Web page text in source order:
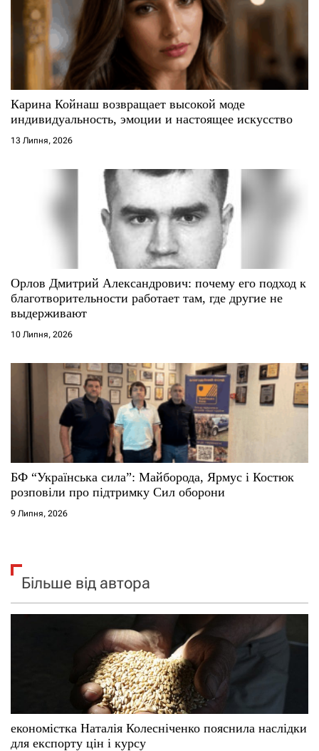
с
і
Карина Койнаш возвращает высокой моде
индивидуальность, эмоции и настоящее искусство
13 Липня, 2026
Орлов Дмитрий Александрович: почему его подход к
благотворительности работает там, где другие не
выдерживают
10 Липня, 2026
БФ “Українська сила”: Майборода, Ярмус і Костюк
розповіли про підтримку Сил оборони
9 Липня, 2026
Більше від автора
економістка Наталія Колесніченко пояснила наслідки
для експорту цін і курсу